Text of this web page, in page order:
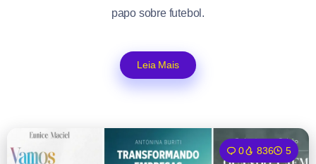
papo sobre futebol.
Leia Mais
0 836 5